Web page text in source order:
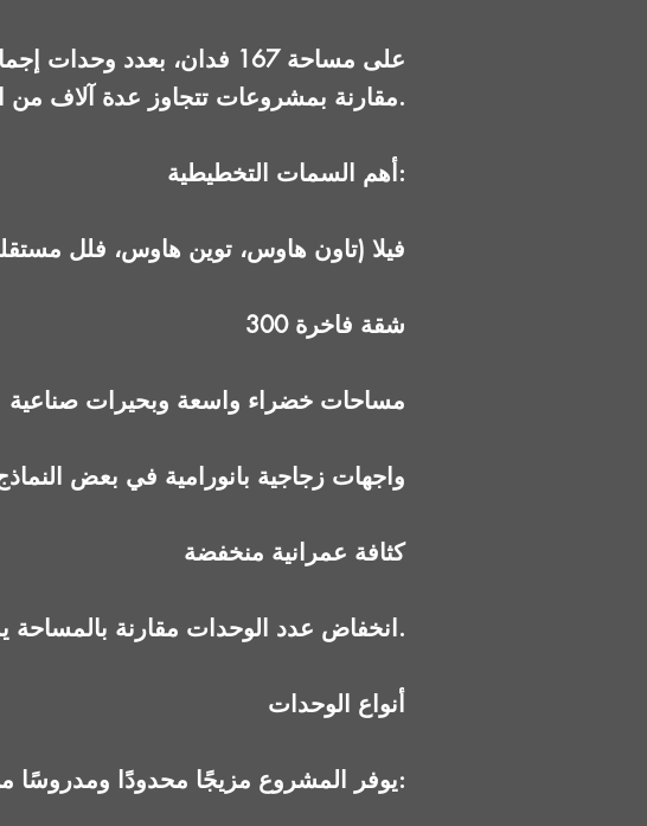
مقارنة بمشروعات تتجاوز عدة آلاف من الوحدات.
أهم السمات التخطيطية:
500 فيلا (تاون هاوس، توين هاوس، فلل
300 شقة فاخرة
مساحات خضراء واسعة وبحيرات صناعية
واجهات زجاجية بانورامية في بعض
كثافة عمرانية منخفضة
انخفاض عدد الوحدات مقارنة بالمساحة يمنح المشروع طابعًا أكثر هدوءًا وخصوصية.
أنواع الوحدات
يوفر المشروع مزيجًا محدودًا ومدروسًا من الوحدات: